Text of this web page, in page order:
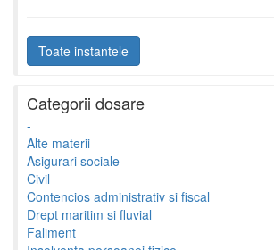
Toate instantele
Categorii dosare
-
Alte materii
Asigurari sociale
Civil
Contencios administrativ si fiscal
Drept maritim si fluvial
Faliment